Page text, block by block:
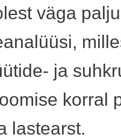
väga
ja
korral
lastearst.